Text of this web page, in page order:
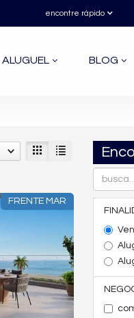
encontre rápido
ALUGUEL BLOG
FRENTE MAR